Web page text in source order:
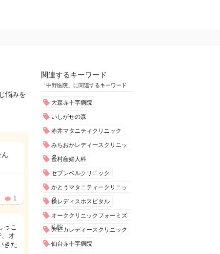
悩みを
1
っこ
オ
きた
関連するキーワード
「中野医院」に関連するキーワード
大森赤十字病院
いしがせの森
赤井マタニティクリニック
みちおかレディースクリニッ
ク
金村産婦人科
セブンベルクリニック
かとうマタニティークリニッ
ク
操レディスホスピタル
オーククリニックフォーミズ
病院
スピカレディースクリニック
仙台赤十字病院